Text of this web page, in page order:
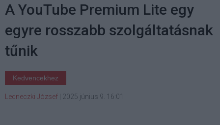
A YouTube Premium Lite egy
egyre rosszabb szolgáltatásnak
tűnik
Kedvencekhez
Ledneczki József 2025 június 9. 16:01